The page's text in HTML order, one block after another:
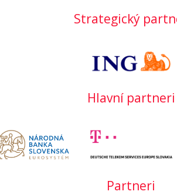
Strategický
Hlavní partneri
Partneri